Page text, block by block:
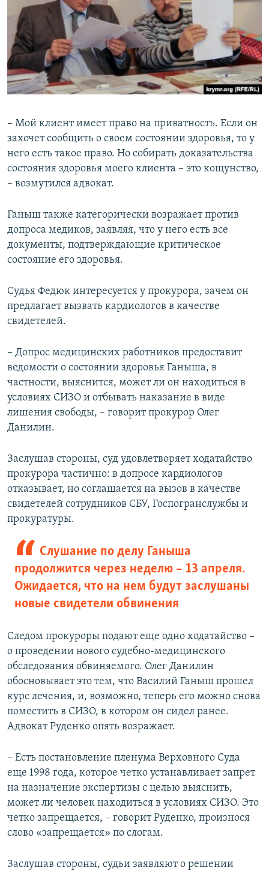
– Мой клиент имеет право на приватность. Если он
захочет сообщить о своем состоянии здоровья, то у
него есть такое право. Но собирать доказательства
состояния здоровья моего клиента – это кощунство,
– возмутился адвокат.
Ганыш также категорически возражает против
допроса медиков, заявляя, что у него есть все
документы, подтверждающие критическое
состояние его здоровья.
Судья Федюк интересуется у прокурора, зачем он
предлагает вызвать кардиологов в качестве
свидетелей.
– Допрос медицинских работников предоставит
ведомости о состоянии здоровья Ганыша, в
частности, выяснится, может ли он находиться в
условиях СИЗО и отбывать наказание в виде
лишения свободы, – говорит прокурор Олег
Данилин.
Заслушав стороны, суд удовлетворяет ходатайство
прокурора частично: в допросе кардиологов
отказывает, но соглашается на вызов в качестве
свидетелей сотрудников СБУ, Госпогранслужбы и
прокуратуры.
Слушание по делу Ганыша
продолжится через неделю – 13 апреля.
Ожидается, что на нем будут заслушаны
новые свидетели обвинения
Следом прокуроры подают еще одно ходатайство –
о проведении нового судебно-медицинского
обследования обвиняемого. Олег Данилин
обосновывает это тем, что Василий Ганыш прошел
курс лечения, и, возможно, теперь его можно снова
поместить в СИЗО, в котором он сидел ранее.
Адвокат Руденко опять возражает.
– Есть постановление пленума Верховного Суда
еще 1998 года, которое четко устанавливает запрет
на назначение экспертизы с целью выяснить,
может ли человек находиться в условиях СИЗО. Это
четко запрещается, – говорит Руденко, произнося
слово «запрещается» по слогам.
Заслушав стороны, судьи заявляют о решении